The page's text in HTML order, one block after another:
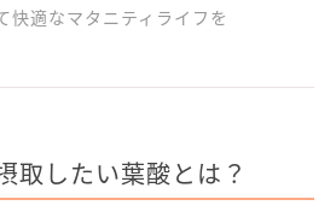
快適なマタニティライフを
取したい葉酸とは？